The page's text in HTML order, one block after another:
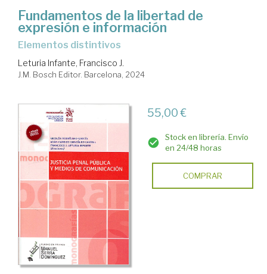
Fundamentos de la libertad de
expresión e información
Elementos distintivos
Leturia Infante, Francisco J.
J.M. Bosch Editor. Barcelona, 2024
55,00 €
Stock en librería. Envío
en 24/48 horas
COMPRAR